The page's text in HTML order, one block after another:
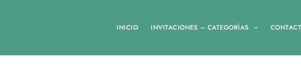
INICIO INVITACIONES – CATEGORÍAS